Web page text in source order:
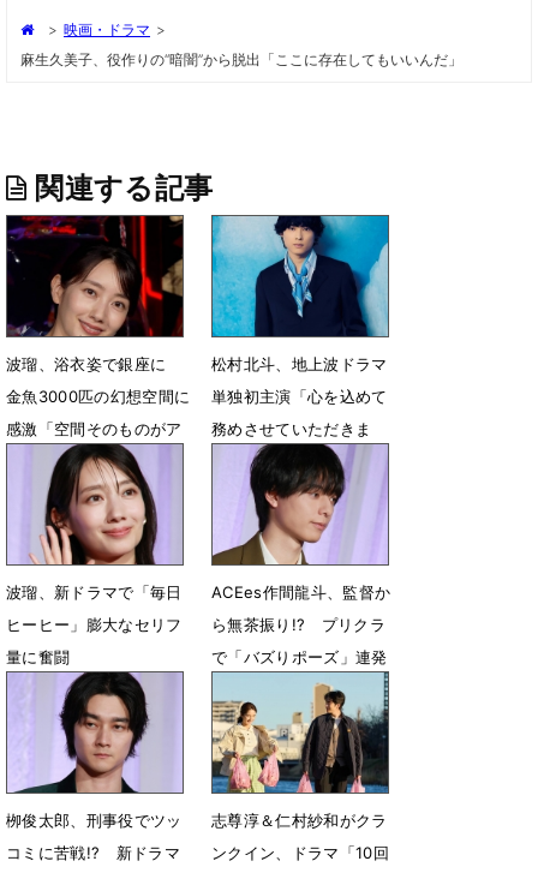
> 映画・ドラマ >
麻生久美子、役作りの“暗闇”から脱出「ここに存在してもいいんだ」
関連する記事
波瑠、浴衣姿で銀座に
金魚3000匹の幻想空間に
感激「空間そのものがア
6月25日 13時00分
松村北斗、地上波ドラマ
単独初主演「心を込めて
務めさせていただきま
4月26日 04時02分
波瑠、新ドラマで「毎日
ヒーヒー」膨大なセリフ
量に奮闘
4月1日 07時00分
ACEes作間龍斗、監督か
ら無茶振り!? プリクラ
で「バズりポーズ」連発
4月1日 06時10分
栁俊太郎、刑事役でツッ
コミに苦戦!? 新ドラマ
志尊淳＆仁村紗和がクラ
ンクイン、ドラマ「10回